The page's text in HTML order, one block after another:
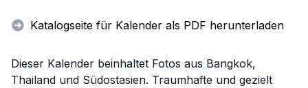
Katalogseite für Kalender als PDF herunterladen
Dieser Kalender beinhaltet Fotos aus Bangkok,
Thailand und Südostasien. Traumhafte und gezielt